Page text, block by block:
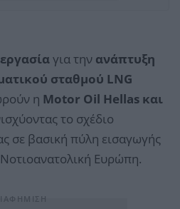
για την ανάπτυξη
σταθμού LNG
η Motor Oil Hellas και
το σχέδιο
σε βασική πύλη εισαγωγής
Ευρώπη.